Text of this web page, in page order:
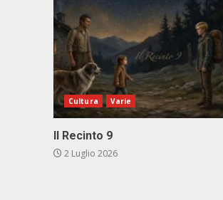
Cultura Varie
Il Recinto 9
2 Luglio 2026